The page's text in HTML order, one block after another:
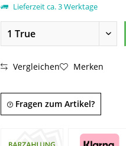
Lieferzeit ca. 3 Werktage
Vergleichen Merken
Fragen zum Artikel?